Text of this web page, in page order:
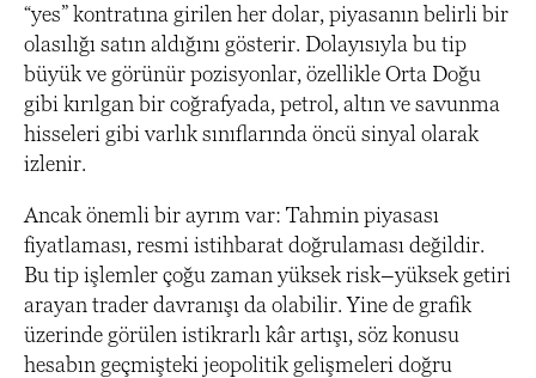
“yes” kontratına girilen her dolar, piyasanın belirli bir
olasılığı satın aldığını gösterir. Dolayısıyla bu tip
büyük ve görünür pozisyonlar, özellikle Orta Doğu
gibi kırılgan bir coğrafyada, petrol, altın ve savunma
hisseleri gibi varlık sınıflarında öncü sinyal olarak
izlenir.
Ancak önemli bir ayrım var: Tahmin piyasası
fiyatlaması, resmi istihbarat doğrulaması değildir.
Bu tip işlemler çoğu zaman yüksek risk–yüksek getiri
arayan trader davranışı da olabilir. Yine de grafik
üzerinde görülen istikrarlı kâr artışı, söz konusu
hesabın geçmişteki jeopolitik gelişmeleri doğru